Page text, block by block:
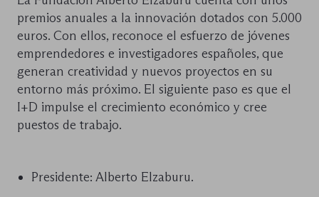
premios anuales a la innovación dotados con 5.000
euros. Con ellos, reconoce el esfuerzo de jóvenes
emprendedores e investigadores españoles, que
generan creatividad y nuevos proyectos en su
entorno más próximo. El siguiente paso es que el
I+D impulse el crecimiento económico y cree
puestos de trabajo.
Presidente: Alberto Elzaburu.